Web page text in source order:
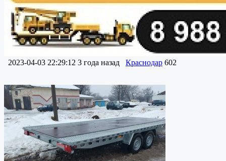
2023-04-03 22:29:12 3 года назад Краснодар 602